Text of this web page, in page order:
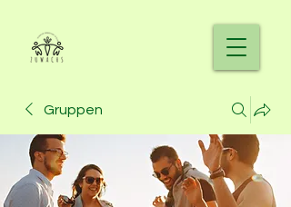
Gruppen